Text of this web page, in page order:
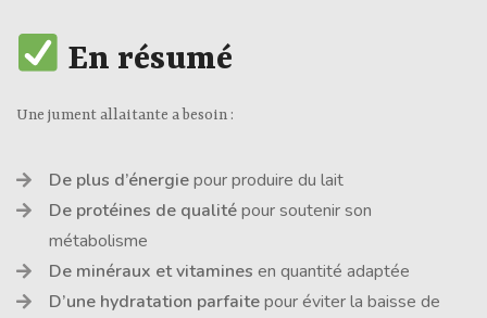
En résumé
Une jument allaitante a besoin :
De plus d’énergiepour produire du lait
De protéines de qualitépour soutenir son
métabolisme
De minéraux et vitamines en quantité adaptée
D’une hydratation parfaitepour éviter la baisse de